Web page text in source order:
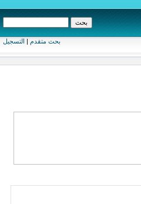
بحث متقدم | التسجيل